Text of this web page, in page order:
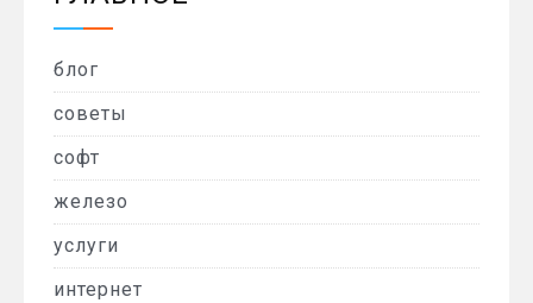
блог
советы
софт
железо
услуги
интернет